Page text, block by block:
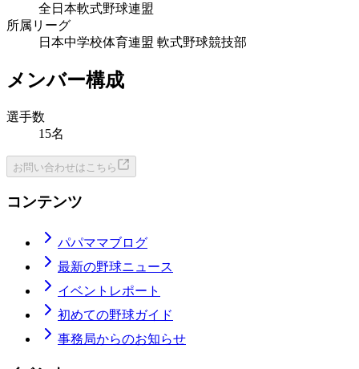
全日本軟式野球連盟
所属リーグ
日本中学校体育連盟 軟式野球競技部
メンバー構成
選手数
15名
お問い合わせはこちら
コンテンツ
パパママブログ
最新の野球ニュース
イベントレポート
初めての野球ガイド
事務局からのお知らせ